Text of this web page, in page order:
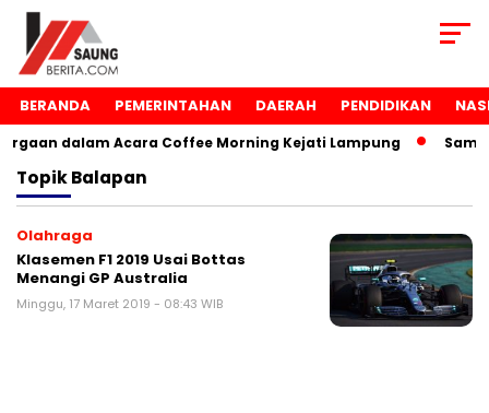
BERANDA PEMERINTAHAN DAERAH PENDIDIKAN
dalam Acara Coffee Morning Kejati Lampung
TopikBalapan
Olahraga
Klasemen F1 2019 Usai Bottas
Menangi GP Australia
Minggu, 17 Maret 2019 - 08:43 WIB